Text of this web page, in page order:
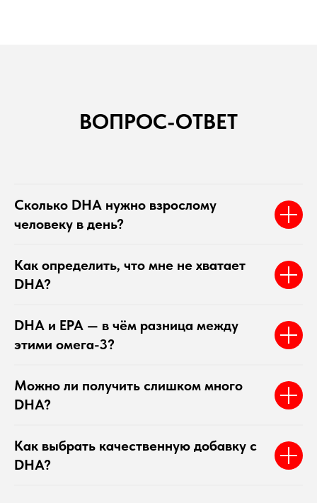
ВОПРОС-ОТВЕТ
Сколько DHA нужно взрослому
человеку в день?
Как определить, что мне не хватает
DHA?
DHA и EPA — в чём разница между
этими омега-3?
Можно ли получить слишком много
DHA?
Как выбрать качественную добавку с
DHA?